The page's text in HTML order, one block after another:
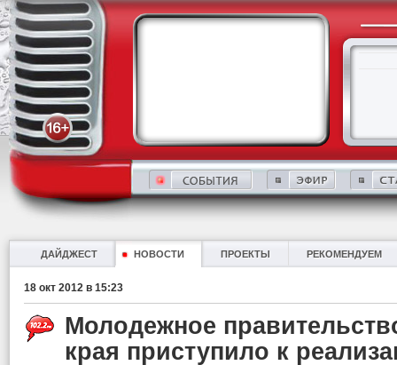
ДАЙДЖЕСТ НОВОСТИ ПРОЕКТЫ РЕКОМЕНДУЕМ
18 окт 2012 в 15:23
Молодежное
края приступило к